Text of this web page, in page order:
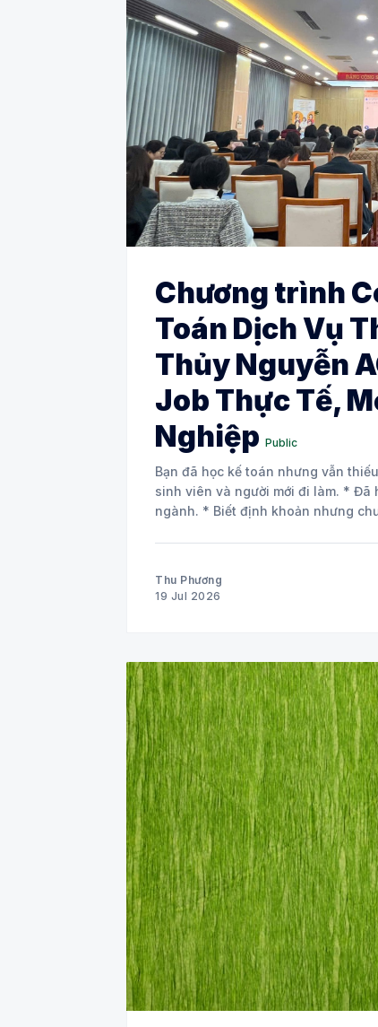
Chương trình
Toán Dịch Vụ
Thủy Nguyễn
Job Thực Tế,
Nghiệp Public
Bạn đã học kế toán nhưng vẫn thiếu kinh nghiệm
sinh viên và người mới đi làm. * Đã học đầy đủ nguyên lý kế toán và các môn chuyên
ngành. * Biết định khoản
Thu Phương
19 Jul 2026